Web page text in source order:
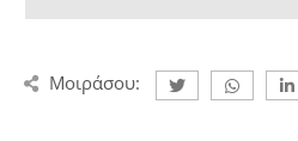
Μοιράσου: